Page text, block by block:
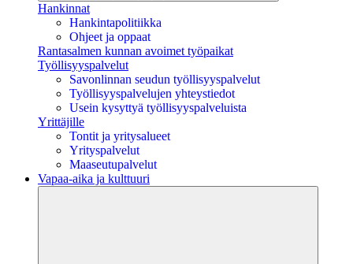
Hankinnat
Hankintapolitiikka
Ohjeet ja oppaat
Rantasalmen kunnan avoimet työpaikat
Työllisyyspalvelut
Savonlinnan seudun työllisyyspalvelut
Työllisyyspalvelujen yhteystiedot
Usein kysyttyä työllisyyspalveluista
Yrittäjille
Tontit ja yritysalueet
Yrityspalvelut
Maaseutupalvelut
Vapaa-aika ja kulttuuri